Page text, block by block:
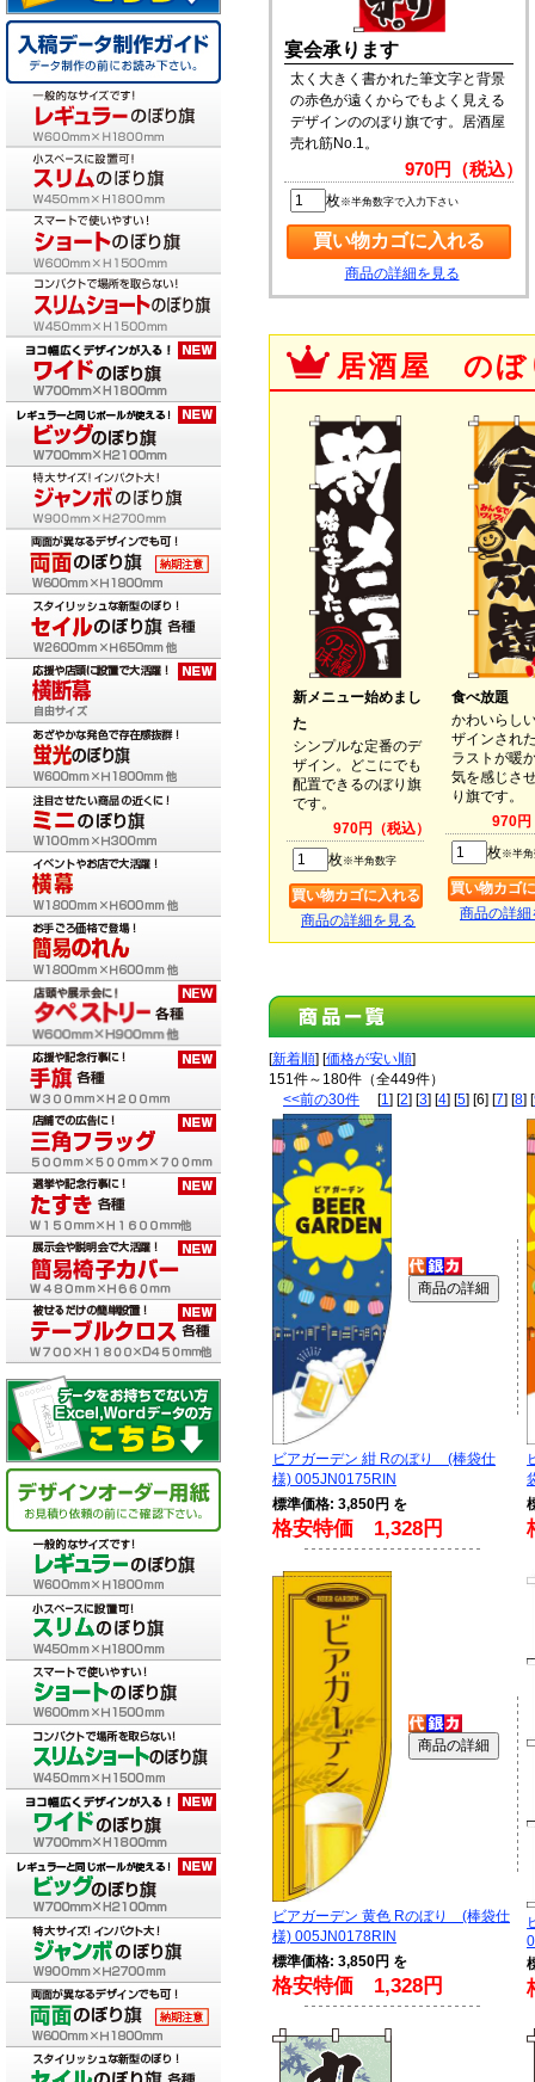
宴会承ります
太く大きく書かれた筆文字と背景
の赤色が遠くからでもよく見える
デザインののぼり旗です。居酒屋
売れ筋No.1。
970円（税込）
枚※半角数字で入力下さい
商品の詳細を見る
居酒屋 のぼ
新メニュー始めまし
た
シンプルな定番のデ
ザイン。どこにでも
配置できるのぼり旗
です。
970円（税込）
枚※半角数字
商品の詳細を見る
食べ放題
かわいらし
ザインされ
ラストが暖
気を感じさ
り旗です。
970円
枚※半角
商品の詳細
[新着順] [価格が安い順]
151件～180件（全449件）
<<前の30件 [1] [2] [3] [4] [5] [6] [7] [8] [
ビアガーデン 紺 Rのぼり (棒袋仕
様) 005JN0175RIN
標準価格: 3,850円 を
格安特価 1,328円
ビアガーデン 黄色 Rのぼり (棒袋仕
様) 005JN0178RIN
標準価格: 3,850円 を
格安特価 1,328円